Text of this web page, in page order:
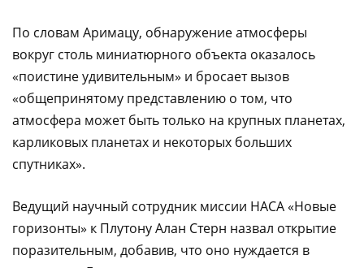
По словам Аримацу, обнаружение атмосферы
вокруг столь миниатюрного объекта оказалось
«поистине удивительным» и бросает вызов
«общепринятому представлению о том, что
атмосфера может быть только на крупных планетах,
карликовых планетах и некоторых больших
спутниках».
Ведущий научный сотрудник миссии НАСА «Новые
горизонты» к Плутону Алан Стерн назвал открытие
поразительным, добавив, что оно нуждается в